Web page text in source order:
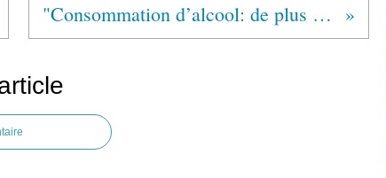
"Consommation d’alcool: de plus en plus de cris de secours en Belgique"